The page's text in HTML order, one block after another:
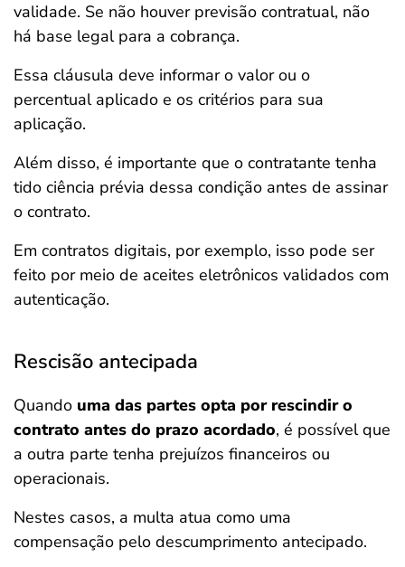
validade. Se não houver previsão contratual, não
há base legal para a cobrança.
Essa cláusula deve informar o valor ou o
percentual aplicado e os critérios para sua
aplicação.
Além disso, é importante que o contratante tenha
tido ciência prévia dessa condição antes de assinar
o contrato.
Em contratos digitais, por exemplo, isso pode ser
feito por meio de aceites eletrônicos validados com
autenticação.
Rescisão antecipada
Quando uma das partes opta por rescindir o
contrato antes do prazo acordado, é possível que
a outra parte tenha prejuízos financeiros ou
operacionais.
Nestes casos, a multa atua como uma
compensação pelo descumprimento antecipado.